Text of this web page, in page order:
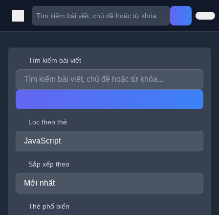
Tìm kiếm bài viết
Lọc theo thẻ
Sắp xếp theo
Thẻ phổ biến